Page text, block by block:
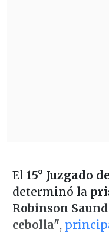
El 15° Juzgado
determinó la
Robinson
cebolla",